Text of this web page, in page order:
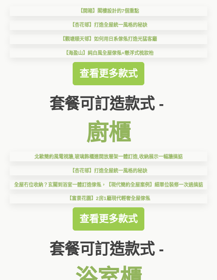
【開箱】閣樓設計的7個重點
【杏花邨】打造全屋統一風格的秘訣
【觀塘順天邨】如何用日系傢俬打造光猛客廳
【海盈山】純白風全屋傢俬+懸浮式梳妝枱
查看更多款式
套餐可訂造款式 -
廚櫃
北歐簡約風電視牆,玻璃飾櫃連開放層架一體訂造,收納展示一幅牆搞掂
【杏花邨】打造全屋統一風格的秘訣
全屋冇位收納？玄關到浴室一體訂造傢俬，【現代簡約全屋案例】細單位裝修一次過搞掂
【富景花園】2房1廳現代輕奢全屋傢俬
查看更多款式
套餐可訂造款式 -